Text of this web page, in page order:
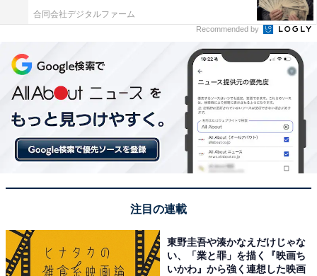
合同会社デジタルファーム
Recommended by
注目の連載
東野圭吾や湊かなえだけじゃな
い、「業と罪」を描く『映画ち
いかわ』から強く連想した映画